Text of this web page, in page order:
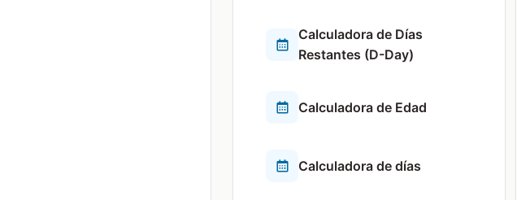
Calculadora de Días
Restantes (D-Day)
Calculadora de Edad
Calculadora de días